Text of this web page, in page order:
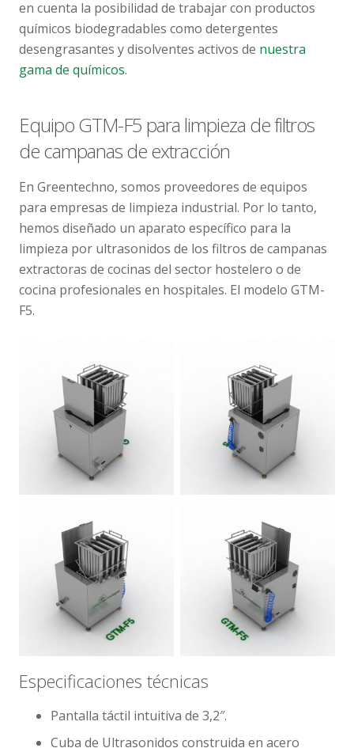
en cuenta la posibilidad de trabajar con productos
químicos biodegradables como detergentes
desengrasantes y disolventes activos de nuestra
gama de químicos.
Equipo GTM-F5 para limpieza de filtros
de campanas de extracción
En Greentechno, somos proveedores de equipos
para empresas de limpieza industrial. Por lo tanto,
hemos diseñado un aparato específico para la
limpieza por ultrasonidos de los filtros de campanas
extractoras de cocinas del sector hostelero o de
cocina profesionales en hospitales. El modelo GTM-
F5.
Especificaciones técnicas
Pantalla táctil intuitiva de 3,2″.
Cuba de Ultrasonidos construida en acero